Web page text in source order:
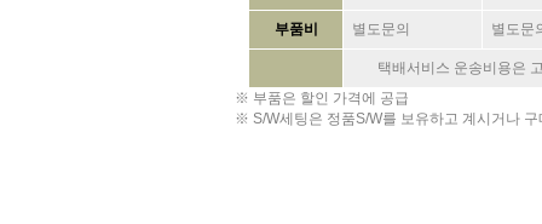
부품비 별도문의 별도문
택배서비스 운송비용은
※ 부품은 할인 가격에 공급
※ S/W세팅은 정품S/W를 보유하고 계시거나